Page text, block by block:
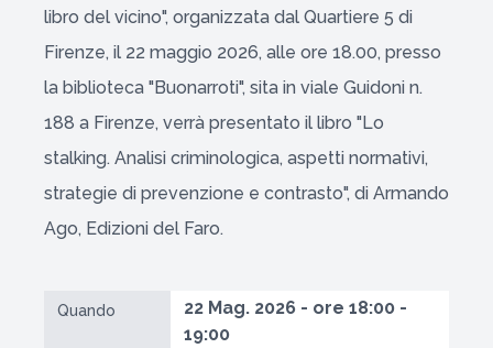
libro del vicino", organizzata dal Quartiere 5 di
Firenze, il 22 maggio 2026, alle ore 18.00, presso
la biblioteca "Buonarroti", sita in viale Guidoni n.
188 a Firenze, verrà presentato il libro "Lo
stalking. Analisi criminologica, aspetti normativi,
strategie di prevenzione e contrasto", di Armando
Ago, Edizioni del Faro.
Quando
22 Mag. 2026 - ore 18:00 -
19:00